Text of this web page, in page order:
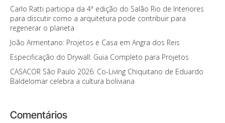
Carlo Ratti participa da 4ª edição do Salão Rio de Interiores
para discutir como a arquitetura pode contribuir para
regenerar o planeta
João Armentano: Projetos e Casa em Angra dos Reis
Especificação do Drywall: Guia Completo para Projetos
CASACOR São Paulo 2026: Co-Living Chiquitano de Eduardo
Baldelomar celebra a cultura boliviana
Comentários